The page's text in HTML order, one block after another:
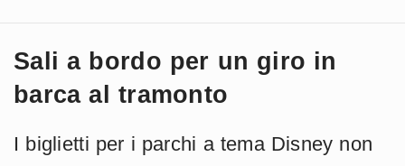
Sali a bordo per un giro in
barca al tramonto
I biglietti per i parchi a tema Disney non